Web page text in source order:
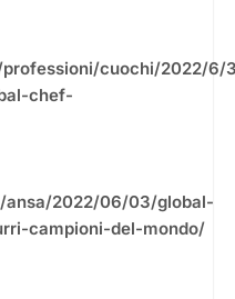
cuochi/2022/6/
chef-
2022/06/03/global-
campioni-del-mondo/